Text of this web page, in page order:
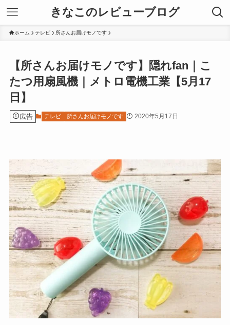
きなこのレビューブログ
ホーム テレビ 所さんお届けモノです
【所さんお届けモノです】隠れfan｜こ
たつ用扇風機｜メトロ電機工業【5月17
日】
広告 テレビ 所さんお届けモノです 2020年5月17日